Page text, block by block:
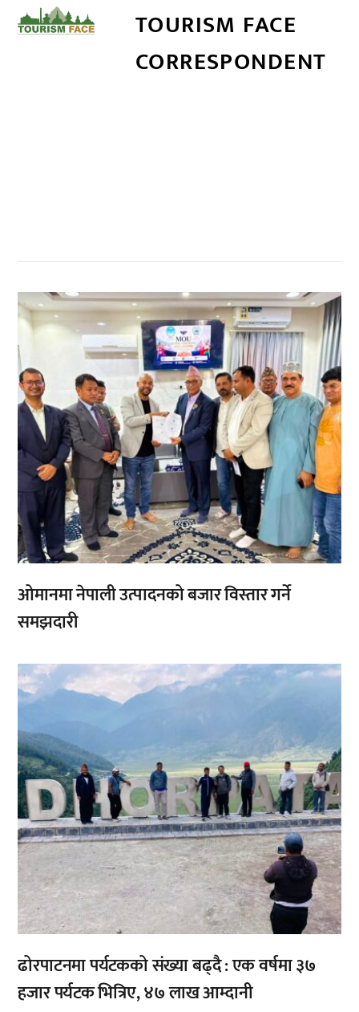
TOURISM FACE
CORRESPONDENT
,,
ओमानमा नेपाली उत्पादनको बजार विस्तार गर्ने
समझदारी
,,
ढोरपाटनमा पर्यटकको संख्या बढ्दै : एक वर्षमा ३७
हजार पर्यटक भित्रिए, ४७ लाख आम्दानी